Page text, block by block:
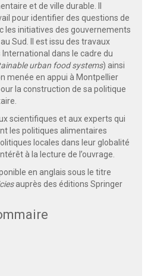
et de ville durable. Il
pour identifier des questions de
les initiatives des gouvernements
Sud. Il est issu des travaux
International dans le cadre du
urban food systems) ainsi
menée en appui à Montpellier
la construction de sa politique
scientifiques et aux experts qui
les politiques alimentaires
locales dans leur globalité
à la lecture de l’ouvrage.
en anglais sous le titre
auprès des éditions Springer